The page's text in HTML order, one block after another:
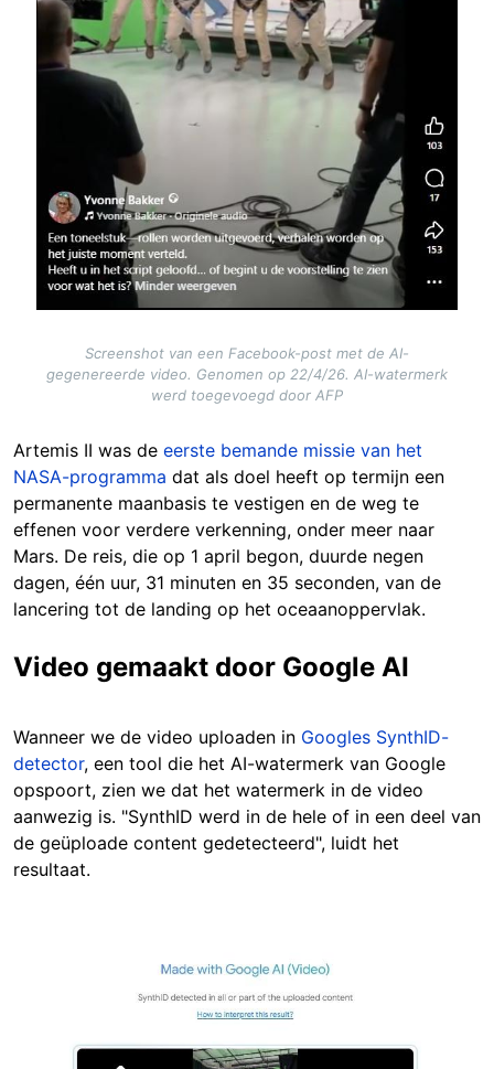
Screenshot van een Facebook-post met de AI-
gegenereerde video. Genomen op 22/4/26. AI-watermerk
werd toegevoegd door AFP
Artemis II was de eerste bemande missie van het
NASA-programma dat als doel heeft op termijn een
permanente maanbasis te vestigen en de weg te
effenen voor verdere verkenning, onder meer naar
Mars. De reis, die op 1 april begon, duurde negen
dagen, één uur, 31 minuten en 35 seconden, van de
lancering tot de landing op het oceaanoppervlak.
Video gemaakt door Google AI
Wanneer we de video uploaden in Googles SynthID-
detector, een tool die het AI-watermerk van Google
opspoort, zien we dat het watermerk in de video
aanwezig is. "SynthID werd in de hele of in een deel van
de geüploade content gedetecteerd", luidt het
resultaat.